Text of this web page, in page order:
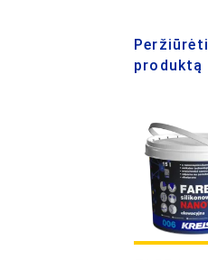
Peržiūrėti
produktą